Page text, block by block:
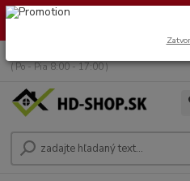
🏖️ DOVOLENKA 30.7.2026 –
( Po - Pia 8:00 - 17:00 )